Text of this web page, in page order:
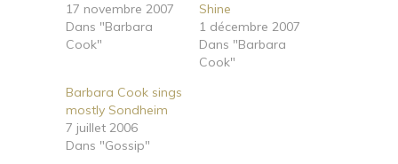
17 novembre 2007
Dans "Barbara
Cook"
Shine
1 décembre 2007
Dans "Barbara
Cook"
Barbara Cook sings
mostly Sondheim
7 juillet 2006
Dans "Gossip"